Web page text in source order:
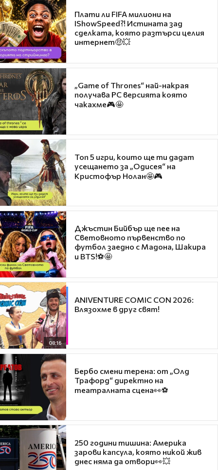
Плати ли FIFA милиони на
IShowSpeed?! Истината зад
сделката, която разтърси целия
интернет🤑💥
„Game of Thrones“ най-накрая
получава PC версията която
чакахме🎮🤩
Топ 5 игри, които ще ти дадат
усещането за „Одисея“ на
Кристофър Нолан🤩🎮
Джъстин Бийбър ще пее на
Световното първенство по
футбол заедно с Мадона, Шакира
и BTS!⚽🤩
08:16
ANIVENTURE COMIC CON 2026:
Влязохме в друг свят!
Бербо смени терена: от „Олд
Трафорд“ директно на
театралната сцена👀⚽
250 години тишина: Америка
зарови капсула, която никой жив
днес няма да отвори👀💥